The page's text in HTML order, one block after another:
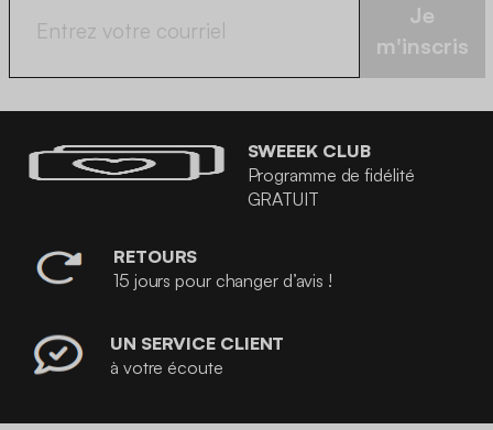
Je
m'inscris
SWEEEK CLUB
Programme de fidélité
GRATUIT
RETOURS
15 jours pour changer d’avis !
UN SERVICE CLIENT
à votre écoute